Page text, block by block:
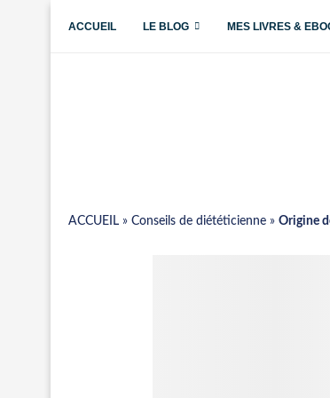
ACCUEIL LE BLOG MES LIVRES &
ACCUEIL » Conseils de diététicienne » Origine